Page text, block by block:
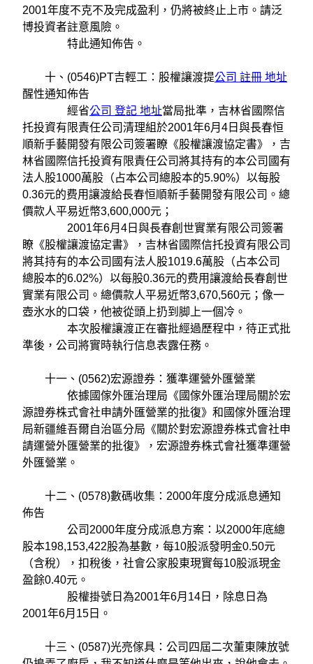
2001年度不克不及完成盈利，仍將被終止上市。請泛
博投資者註意風險。
特此通知佈告。
十、(0546)PT吉輕工：股權讓渡提公司 註冊 地址
醒性通知佈告
經省公司 登記 地址當局批準，吉林省國際信
托投資有限責任公司清理組於2001年6月4日與長春恒
順新手藝開發有限公司簽署瞭《股權讓渡協定書》，吉
林省國際信托投資有限責任公司將其持有的本公司國有
法人股1000萬股（占本公司總股本的5.90%）以每股
0.36元的费用讓渡給長春恒順新手藝開發有限公司。總
價款人平易近幣3,600,000元；
2001年6月4日與長春創世實業有限公司簽署
瞭《股權讓渡協定書》，吉林省國際信托投資有限公司
將其持有的本公司國有法人股1019.6萬股（占本公司
總股本的6.02%）以每股0.36元的费用讓渡給長春創世
實業有限公司。總價款人平易近幣3,670,560元；像一
壺氷水的口袋，他被從頭上扔到脚上一個冷。
本次股權讓渡正在審批經過歷程中，待正式批
準後，公司將實時執行信息表露任務。
十一、(0562)宏源證券：獲準運營外匯營業
依據國傢外匯治理局《國傢外匯治理局關於宏
源證券株式會社申請外匯營業的批復》和國傢外匯治理
局新疆維吾爾自治區分局《關於對宏源證券株式會社申
請運營外匯營業的批復》，宏源證券株式會社獲準運營
外匯營業。
十二、(0578)數碼收集：2000年度分成派息通知
佈告
公司2000年度分成派息方案：以2000年底總
股本198,153,422股為基數，每10股派發明金0.50元
（含稅），扣稅後，社會公家股東現實每10股派現金
盈餘0.40元。
股權掛號日為2001年6月14日，除息日為
2001年6月15日。
十三、(0587)光亮傢具：公司四屆二次董東陳放號